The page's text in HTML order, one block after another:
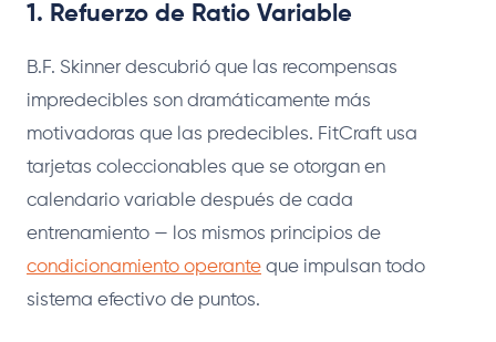
1. Refuerzo de Ratio Variable
B.F. Skinner descubrió que las recompensas
impredecibles son dramáticamente más
motivadoras que las predecibles. FitCraft usa
tarjetas coleccionables que se otorgan en
calendario variable después de cada
entrenamiento — los mismos principios de
condicionamiento operante que impulsan todo
sistema efectivo de puntos.